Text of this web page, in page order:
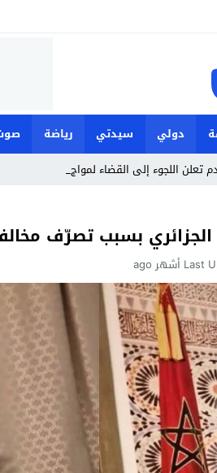
دولي سيدتي رياضة
تعلن اللجوء إلى القضاء لمواجهة ما وصفته
الجزائري بسبب تصرّف
Last